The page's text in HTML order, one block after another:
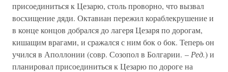
присоединиться к Цезарю, столь проворно, что вызвал
восхищение дяди. Октавиан пережил кораблекрушение и
в конце концов добрался до лагеря Цезаря по дорогам,
кишащим врагами, и сражался с ним бок о бок. Теперь он
учился в Аполлонии (совр. Созопол в Болгарии. – Ред.) и
планировал присоединиться к Цезарю по дороге на